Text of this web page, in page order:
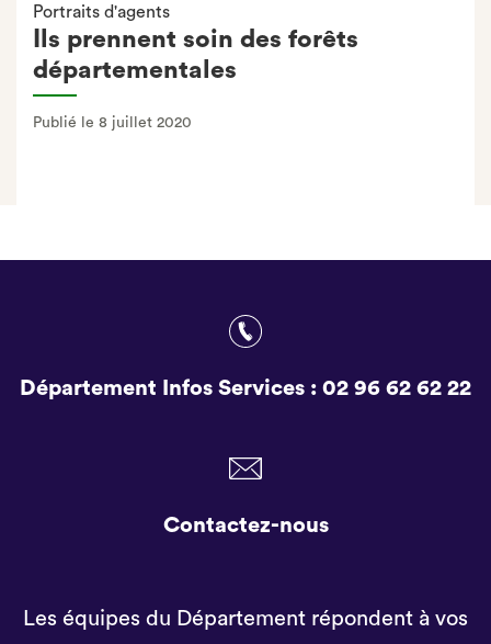
Portraits d'agents
Ils prennent soin des forêts
départementales
Publié le 8 juillet 2020
Département Infos Services : 02 96 62 62 22
Contactez-nous
Les équipes du Département répondent à vos